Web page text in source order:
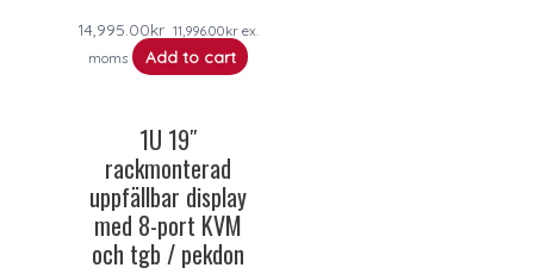
14,995.00kr 11,996.00kr ex.
moms
Add to cart
1U 19″
rackmonterad
uppfällbar display
med 8-port KVM
och tgb / pekdon